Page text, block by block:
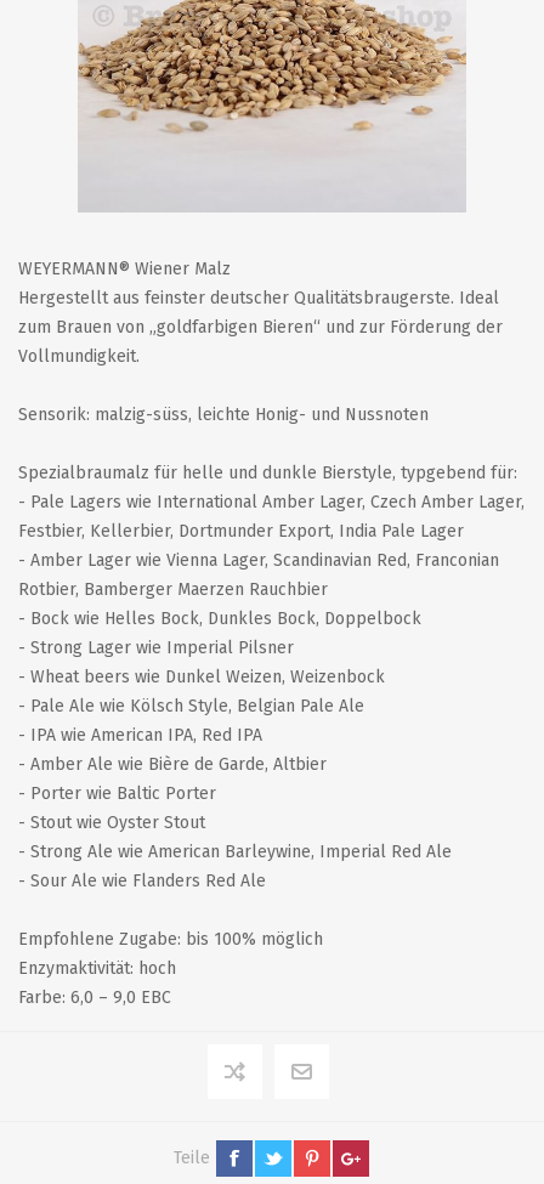
WEYERMANN® Wiener Malz
Hergestellt aus feinster deutscher Qualitätsbraugerste. Ideal
zum Brauen von „goldfarbigen Bieren“ und zur Förderung der
Vollmundigkeit.
Sensorik: malzig-süss, leichte Honig- und Nussnoten
Spezialbraumalz für helle und dunkle Bierstyle, typgebend für:
- Pale Lagers wie International Amber Lager, Czech Amber Lager,
Festbier, Kellerbier, Dortmunder Export, India Pale Lager
- Amber Lager wie Vienna Lager, Scandinavian Red, Franconian
Rotbier, Bamberger Maerzen Rauchbier
- Bock wie Helles Bock, Dunkles Bock, Doppelbock
- Strong Lager wie Imperial Pilsner
- Wheat beers wie Dunkel Weizen, Weizenbock
- Pale Ale wie Kölsch Style, Belgian Pale Ale
- IPA wie American IPA, Red IPA
- Amber Ale wie Bière de Garde, Altbier
- Porter wie Baltic Porter
- Stout wie Oyster Stout
- Strong Ale wie American Barleywine, Imperial Red Ale
- Sour Ale wie Flanders Red Ale
Empfohlene Zugabe: bis 100% möglich
Enzymaktivität: hoch
Farbe: 6,0 – 9,0 EBC
Teile